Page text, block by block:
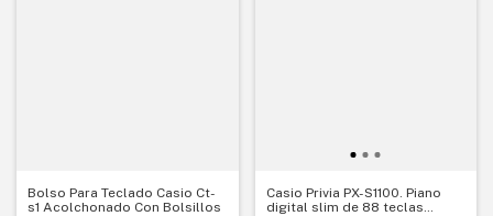
Bolso Para Teclado Casio Ct-
s1 Acolchonado Con Bolsillos
Casio Privia PX-S1100. Piano
digital slim de 88 teclas